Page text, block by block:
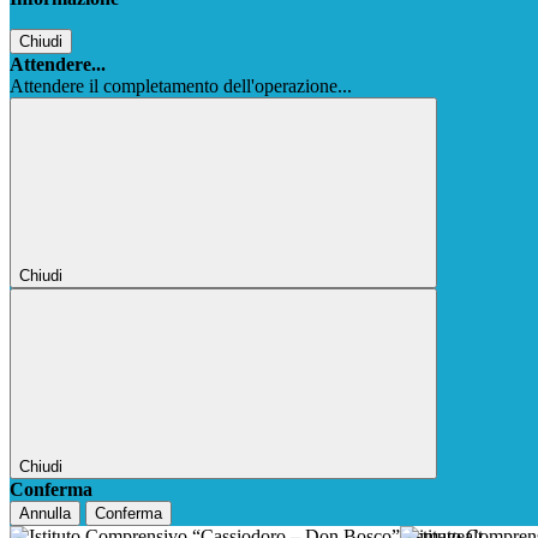
Chiudi
Attendere...
Attendere il completamento dell'operazione...
Chiudi
Chiudi
Conferma
Annulla Conferma